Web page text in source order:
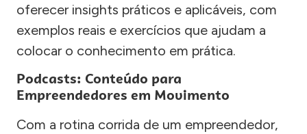
oferecer insights práticos e aplicáveis, com
exemplos reais e exercícios que ajudam a
colocar o conhecimento em prática.
Podcasts: Conteúdo para
Empreendedores em Movimento
Com a rotina corrida de um empreendedor,